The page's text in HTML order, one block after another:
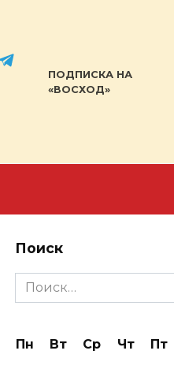
ПОДПИСКА НА
«ВОСХОД»
Поиск
Search
for:
Пн Вт Ср Чт Пт